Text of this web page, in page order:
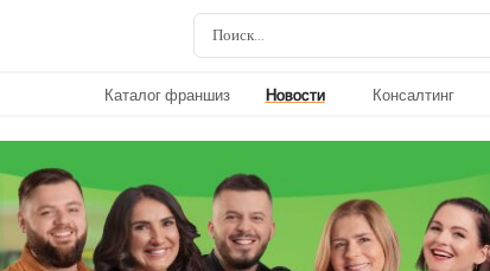
Каталог франшиз Новости Консалтинг